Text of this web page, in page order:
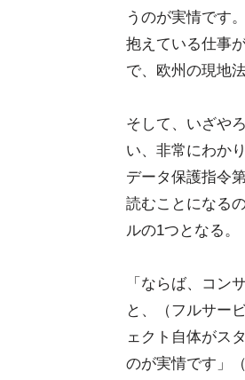
うのが実情です
抱えている仕事
で、欧州の現地
そして、いざや
い、非常にわか
データ保護指令
読むことになる
ルの1つとなる。
「ならば、コン
と、（フルサー
ェクト自体がス
のが実情です」